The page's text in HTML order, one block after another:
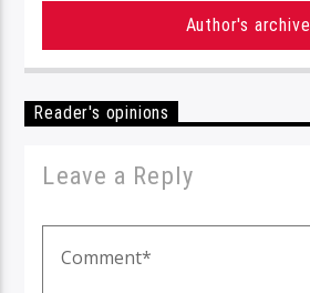
Author's archive
Reader's opinions
Leave a Reply